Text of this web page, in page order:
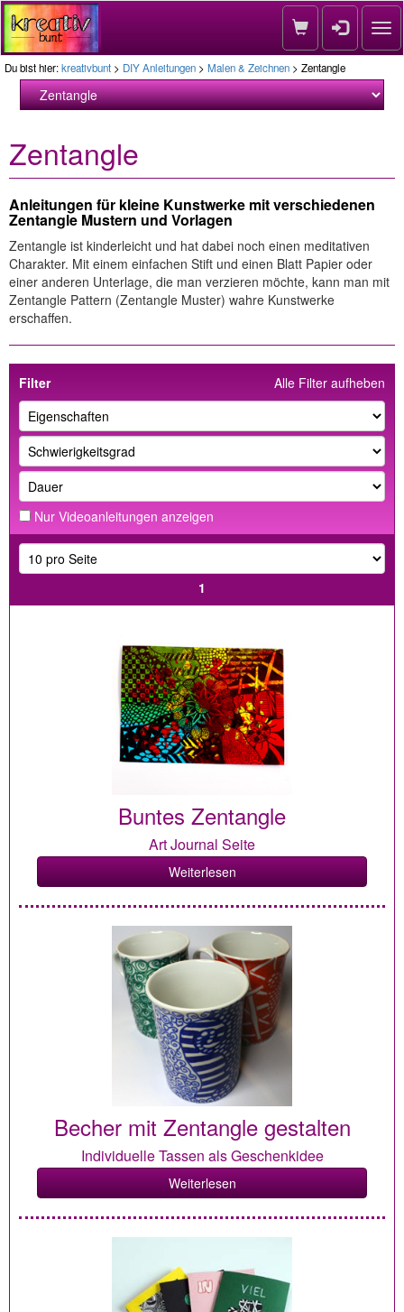
Du bist hier:kreativbunt > DIY Anleitungen > Malen & Zeichnen > Zentangle
Zentangle
Anleitungen für kleine Kunstwerke mit verschiedenen
Zentangle Mustern und Vorlagen
Zentangle ist kinderleicht und hat dabei noch einen meditativen
Charakter. Mit einem einfachen Stift und einen Blatt Papier oder
einer anderen Unterlage, die man verzieren möchte, kann man mit
Zentangle Pattern (Zentangle Muster) wahre Kunstwerke
erschaffen.
Alle Filter aufheben
Filter
Nur Videoanleitungen anzeigen
1
Buntes Zentangle
Art Journal Seite
Weiterlesen
Becher mit Zentangle gestalten
Individuelle Tassen als Geschenkidee
Weiterlesen